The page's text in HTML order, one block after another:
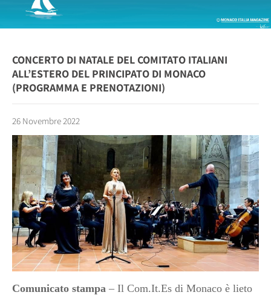
CONCERTO DI NATALE DEL COMITATO ITALIANI
ALL’ESTERO DEL PRINCIPATO DI MONACO
(PROGRAMMA E PRENOTAZIONI)
26 Novembre 2022
Comunicato stampa – Il Com.It.Es di Monaco è lieto